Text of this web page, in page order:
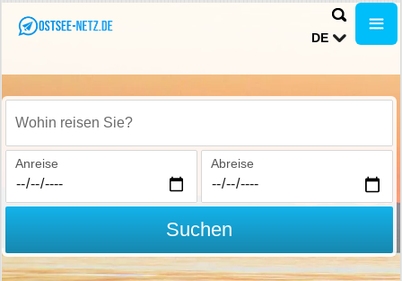
DE
Wohin reisen Sie?
Anreise Abreise
Suchen